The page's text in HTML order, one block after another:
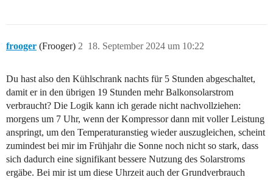
frooger (Frooger) 18. September 2024 um 10:22
2
Du hast also den Kühlschrank nachts für 5 Stunden abgeschaltet,
damit er in den übrigen 19 Stunden mehr Balkonsolarstrom
verbraucht? Die Logik kann ich gerade nicht nachvollziehen:
morgens um 7 Uhr, wenn der Kompressor dann mit voller Leistung
anspringt, um den Temperaturanstieg wieder auszugleichen, scheint
zumindest bei mir im Frühjahr die Sonne noch nicht so stark, dass
sich dadurch eine signifikant bessere Nutzung des Solarstroms
ergäbe. Bei mir ist um diese Uhrzeit auch der Grundverbrauch